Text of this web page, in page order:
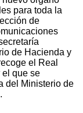
para toda la
de
de Hacienda y
el Real
el que se
del Ministerio de